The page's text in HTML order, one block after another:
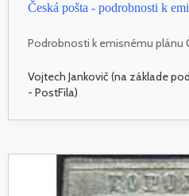
Česká pošta - podrobnosti k
Podrobnosti k emisnému plánu
Vojtech Jankovič (na základe
- PostFila)